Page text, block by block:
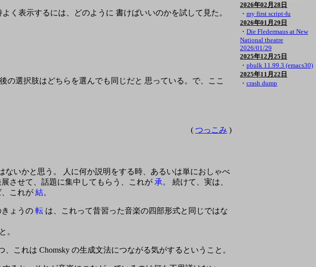
く表示するには、どのように 書けばいいのかを試して見た。
の選択肢はどちらを選んでも同じだと 思っている。で、ここ
( つっこみ )
いかと思う。 人に何か説明をする時、あるいは単におしゃべ
させて、話題に集中してもらう、これが 承。
続けて、実は、
これが 結。
ょうの 転 は、これって昔習った音楽の四部形式と同じではな
。
これは Chomsky の生成文法につながる気がするということ。
2026年02月28日
・ my first script-fu
2026年01月29日
・ Die Fledermaus at New
National theatre
2026/01/29
2025年12月25日
・ pbulk 11.99.3 (emacs30)
2025年11月22日
・ crash dump